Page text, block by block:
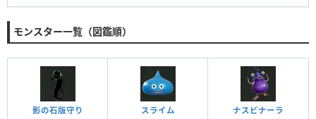
モンスター一覧（図鑑順）
影の石版守り スライム ナスビナーラ